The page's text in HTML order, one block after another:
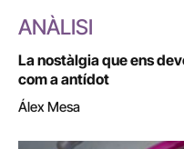
ANÀLISI
La nostàlgia que ens
com a antídot
Álex Mesa